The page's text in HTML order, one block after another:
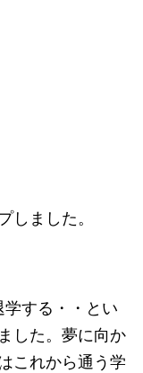
しました。
学する・・とい
した。夢に向か
これから通う学